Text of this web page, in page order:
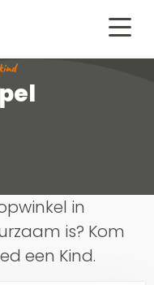
in
is? Kom
een Kind.